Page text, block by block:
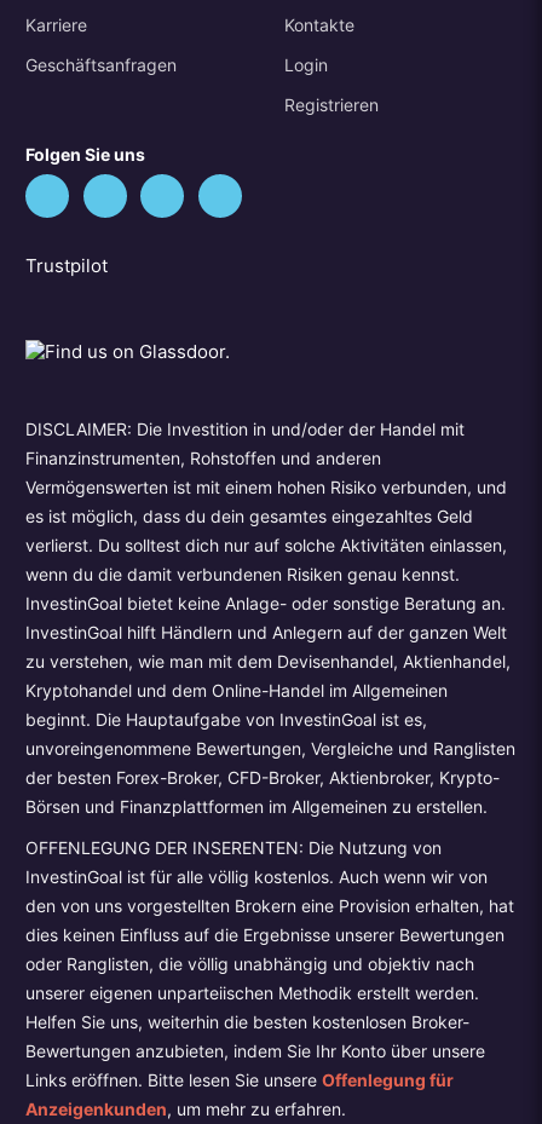
Karriere
Geschäftsanfragen
Kontakte
Login
Registrieren
Folgen Sie uns
Trustpilot
DISCLAIMER: Die Investition in und/oder der Handel mit
Finanzinstrumenten, Rohstoffen und anderen
Vermögenswerten ist mit einem hohen Risiko verbunden, und
es ist möglich, dass du dein gesamtes eingezahltes Geld
verlierst. Du solltest dich nur auf solche Aktivitäten einlassen,
wenn du die damit verbundenen Risiken genau kennst.
InvestinGoal bietet keine Anlage- oder sonstige Beratung an.
InvestinGoal hilft Händlern und Anlegern auf der ganzen Welt
zu verstehen, wie man mit dem Devisenhandel, Aktienhandel,
Kryptohandel und dem Online-Handel im Allgemeinen
beginnt. Die Hauptaufgabe von InvestinGoal ist es,
unvoreingenommene Bewertungen, Vergleiche und Ranglisten
der besten Forex-Broker, CFD-Broker, Aktienbroker, Krypto-
Börsen und Finanzplattformen im Allgemeinen zu erstellen.
OFFENLEGUNG DER INSERENTEN: Die Nutzung von
InvestinGoal ist für alle völlig kostenlos. Auch wenn wir von
den von uns vorgestellten Brokern eine Provision erhalten, hat
dies keinen Einfluss auf die Ergebnisse unserer Bewertungen
oder Ranglisten, die völlig unabhängig und objektiv nach
unserer eigenen unparteiischen Methodik erstellt werden.
Helfen Sie uns, weiterhin die besten kostenlosen Broker-
Bewertungen anzubieten, indem Sie Ihr Konto über unsere
Links eröffnen. Bitte lesen Sie unsereOffenlegung für
Anzeigenkunden, um mehr zu erfahren.